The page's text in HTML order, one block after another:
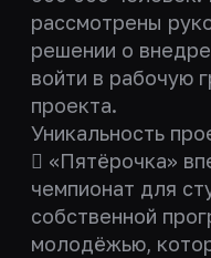
рассмотрены
решении о
войти в рабочую
проекта.
Уникальность
 «Пятёрочка»
чемпионат для
собственной
молодёжью,